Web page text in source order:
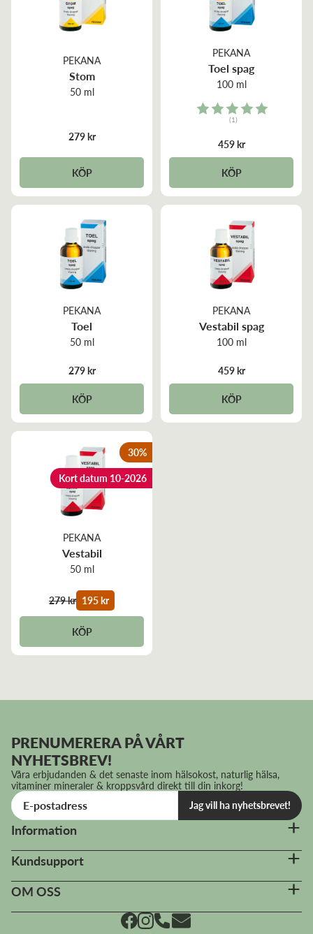
PEKANA
Stom
50 ml
279 kr
KÖP
PEKANA
Toel spag
100 ml
Rating:
(1)
459 kr
KÖP
PEKANA
Toel
50 ml
279 kr
KÖP
PEKANA
Vestabil spag
100 ml
459 kr
KÖP
PEKANA
Vestabil
50 ml
279 kr 195 kr
KÖP
30%
Kort datum 10-2026
PRENUMERERA PÅ VÅRT
NYHETSBREV!
Våra erbjudanden & det senaste inom hälsokost, naturlig hälsa,
vitaminer mineraler & kroppsvård direkt till din inkorg!
Jag vill ha nyhetsbrevet!
Information
Kundsupport
OM OSS